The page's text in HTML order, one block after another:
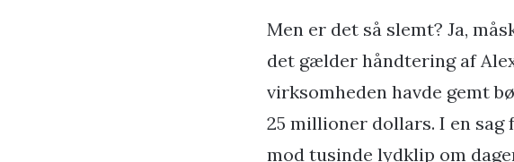
Men er det så slemt? Ja,
det gælder håndtering af
virksomheden havde gemt
25 millioner dollars. I en
mod tusinde lydklip om